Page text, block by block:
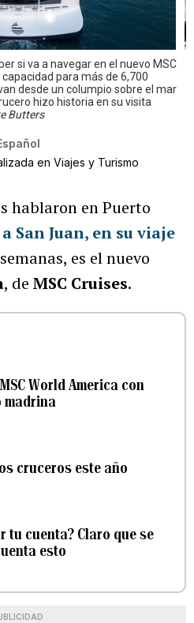
si va a navegar en el nuevo MSC
para más de 6,700
desde un columpio sobre el mar
hizo historia en su visita
Butters
en Viajes y Turismo
hablaron en Puerto
San Juan, en su viaje
es el nuevo
, de MSC Cruises.
World America con
madrina
cruceros este año
tu cuenta? Claro que se
esto